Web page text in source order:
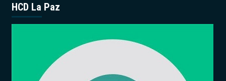
HCD La Paz